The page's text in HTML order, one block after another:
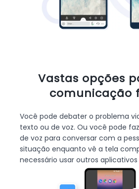
Vastas opções
comunicação
Você pode debater o problema
texto ou de voz. Ou você pode
de voz para conversar com a
situação enquanto vê a tela
necessário usar outros